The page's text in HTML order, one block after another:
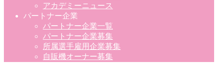
アカデミーニュース
パートナー企業
パートナー企業一覧
パートナー企業募集
所属選手雇用企業募集
自販機オーナー募集